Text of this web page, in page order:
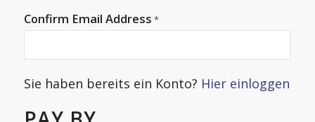
Confirm Email Address *
Sie haben bereits ein Konto? Hier einloggen